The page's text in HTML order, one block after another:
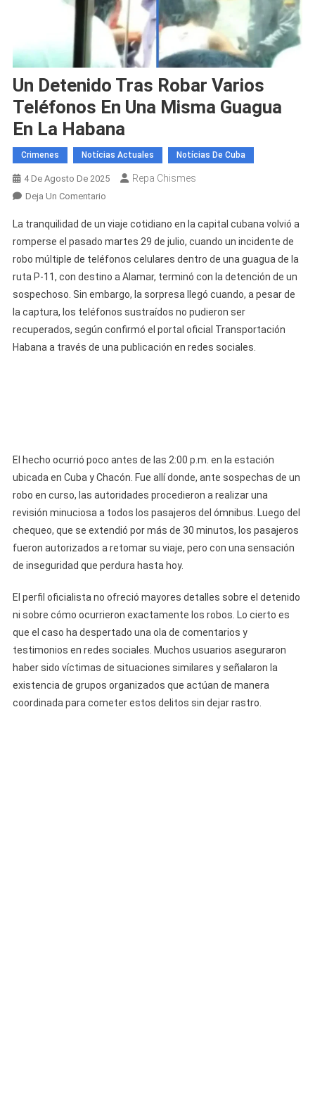
Un Detenido Tras Robar Varios
Teléfonos En Una Misma Guagua
En La Habana
Crimenes Notícias Actuales Notícias De Cuba
4 De Agosto De 2025 Repa Chismes
Deja Un ComentarioEn
Detenido
Tras
Robar
Varios
Teléfonos
En
Una
Misma
La tranquilidad de un viaje cotidiano en la capital cubana volvió a
romperse el pasado martes 29 de julio, cuando un incidente de
robo múltiple de teléfonos celulares dentro de una guagua de la
ruta P-11, con destino a Alamar, terminó con la detención de un
sospechoso. Sin embargo, la sorpresa llegó cuando, a pesar de
la captura, los teléfonos sustraídos no pudieron ser
recuperados, según confirmó el portal oficial Transportación
Habana a través de una publicación en redes sociales.
El hecho ocurrió poco antes de las 2:00 p.m. en la estación
ubicada en Cuba y Chacón. Fue allí donde, ante sospechas de un
robo en curso, las autoridades procedieron a realizar una
revisión minuciosa a todos los pasajeros del ómnibus. Luego del
chequeo, que se extendió por más de 30 minutos, los pasajeros
fueron autorizados a retomar su viaje, pero con una sensación
de inseguridad que perdura hasta hoy.
El perfil oficialista no ofreció mayores detalles sobre el detenido
ni sobre cómo ocurrieron exactamente los robos. Lo cierto es
que el caso ha despertado una ola de comentarios y
testimonios en redes sociales. Muchos usuarios aseguraron
haber sido víctimas de situaciones similares y señalaron la
existencia de grupos organizados que actúan de manera
coordinada para cometer estos delitos sin dejar rastro.